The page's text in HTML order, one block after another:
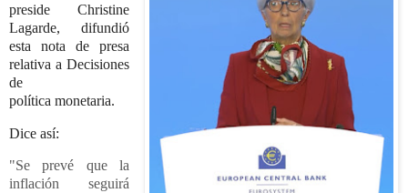
preside Christine
Lagarde, difundió
esta nota de presa
relativa a Decisiones
de
política monetaria.
Dice así:
"Se prevé que la
inflación seguirá